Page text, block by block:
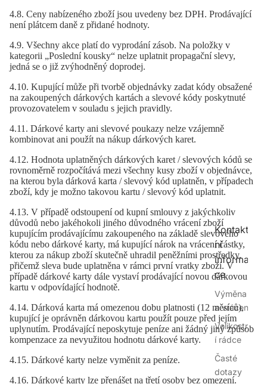
Kontakt
ní
informa
ce
Výměna
a vrácení
Velikostn
í rádce
Časté
dotazy
4.8. Ceny nabízeného zboží jsou uvedeny bez DPH. Prodávající
není plátcem daně z přidané hodnoty.
4.9. Všechny akce platí do vyprodání zásob. Na položky v
kategorii „Poslední kousky“ nelze uplatnit propagační slevy,
jedná se o již zvýhodněný doprodej.
4.10. Kupující může při tvorbě objednávky zadat kódy obsažené
na zakoupených dárkových kartách a slevové kódy poskytnuté
provozovatelem v souladu s jejich pravidly.
4.11. Dárkové karty ani slevové poukazy nelze vzájemně
kombinovat ani použít na nákup dárkových karet.
4.12. Hodnota uplatněných dárkových karet / slevových kódů se
rovnoměrně rozpočítává mezi všechny kusy zboží v objednávce,
na kterou byla dárková karta / slevový kód uplatněn, v případech
zboží, kdy je možno takovou kartu / slevový kód uplatnit.
4.13. V případě odstoupení od kupní smlouvy z jakýchkoliv
důvodů nebo jakéhokoli jiného důvodného vrácení zboží
kupujícím prodávajícímu zakoupeného na základě slevového
kódu nebo dárkové karty, má kupující nárok na vrácení částky,
kterou za nákup zboží skutečně uhradil peněžními prostředky,
přičemž sleva bude uplatněna v rámci první vratky zboží. V
případě dárkové karty dále vystaví prodávající novou dárkovou
kartu v odpovídající hodnotě.
4.14. Dárková karta má omezenou dobu platnosti (12 měsíců),
kupující je oprávněn dárkovou kartu použít pouze před jejím
uplynutím. Prodávající neposkytuje peníze ani žádný jiný způsob
kompenzace za nevyužitou hodnotu dárkové karty.
4.15. Dárkové karty nelze vyměnit za peníze.
4.16. Dárkové karty lze přenášet na třetí osoby bez omezení.